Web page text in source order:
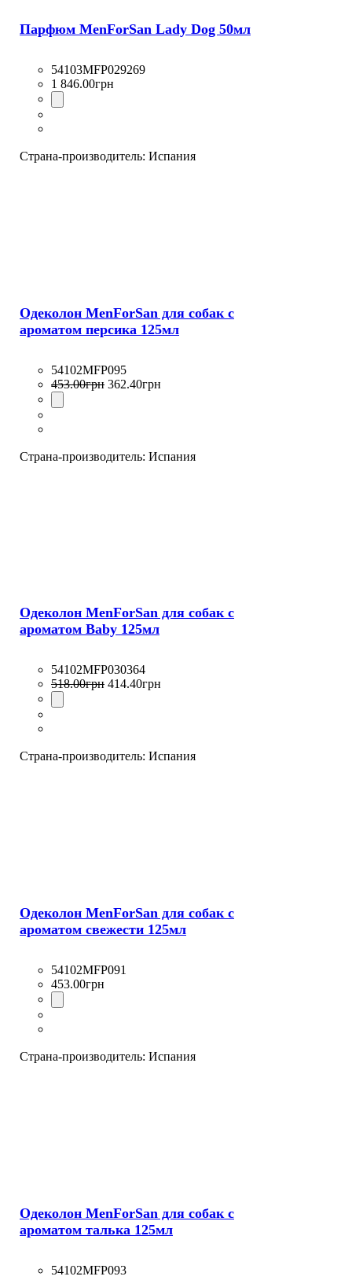
Парфюм MenForSan Lady Dog 50мл
54103MFP029269
1 846.00грн
Страна-производитель: Испания
Одеколон MenForSan для собак с
ароматом персика 125мл
54102MFP095
453.00грн 362.40грн
Страна-производитель: Испания
Одеколон MenForSan для собак с
ароматом Baby 125мл
54102MFP030364
518.00грн 414.40грн
Страна-производитель: Испания
Одеколон MenForSan для собак с
ароматом свежести 125мл
54102MFP091
453.00грн
Страна-производитель: Испания
Одеколон MenForSan для собак с
ароматом талька 125мл
54102MFP093